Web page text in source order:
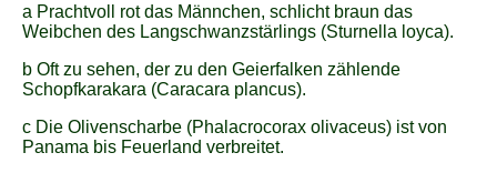
a Prachtvoll rot das Männchen, schlicht braun das
Weibchen des Langschwanzstärlings (Sturnella loyca).
b Oft zu sehen, der zu den Geierfalken zählende
Schopfkarakara (Caracara plancus).
c Die Olivenscharbe (Phalacrocorax olivaceus) ist von
Panama bis Feuerland verbreitet.